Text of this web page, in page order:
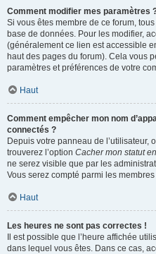
Comment modifier mes paramètres
Si vous êtes membre de ce forum,
base de données. Pour les modifier,
(généralement ce lien est accessible
haut des pages du forum). Cela vous
paramètres et préférences de votre
Haut
Comment empêcher mon nom
connectés ?
Depuis votre panneau de l’utilisateur,
trouverez l’option Cacher mon statut
ne serez visible que par les
Vous serez compté parmi les
Haut
Les heures ne sont pas correctes !
Il est possible que l’heure affichée
dans lequel vous êtes. Dans ce cas,